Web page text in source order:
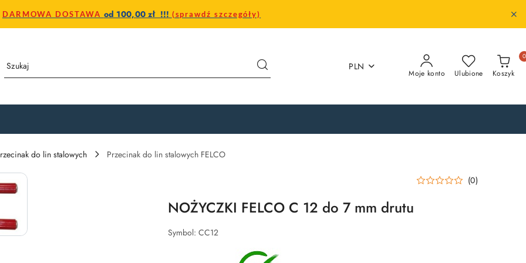
DARMOWA DOSTAWA od 100,00 zł !!! (sprawdź szczegóły)
PLN
Moje konto Ulubione Koszyk
0
do lin stalowych Przecinak do lin stalowych FELCO
(0)
NOŻYCZKI FELCO C 12 do 7 mm drutu
Symbol: CC12